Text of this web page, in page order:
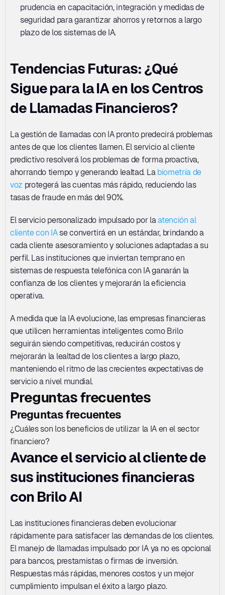
prudencia en capacitación, integración y medidas de
seguridad para garantizar ahorros y retornos a largo
plazo de los sistemas de IA.
Tendencias Futuras: ¿Qué
Sigue para la IA en los Centros
de Llamadas Financieros?
La gestión de llamadas con IA pronto predecirá problemas
antes de que los clientes llamen. El servicio al cliente
predictivo resolverá los problemas de forma proactiva,
ahorrando tiempo y generando lealtad. La biometría de
voz protegerá las cuentas más rápido, reduciendo las
tasas de fraude en más del 90%.
El servicio personalizado impulsado por la atención al
cliente con IA se convertirá en un estándar, brindando a
cada cliente asesoramiento y soluciones adaptadas a su
perfil. Las instituciones que inviertan temprano en
sistemas de respuesta telefónica con IA ganarán la
confianza de los clientes y mejorarán la eficiencia
operativa.
A medida que la IA evolucione, las empresas financieras
que utilicen herramientas inteligentes como Brilo
seguirán siendo competitivas, reducirán costos y
mejorarán la lealtad de los clientes a largo plazo,
manteniendo el ritmo de las crecientes expectativas de
servicio a nivel mundial.
Preguntas frecuentes
Preguntas frecuentes
¿Cuáles son los beneficios de utilizar la IA en el sector
financiero?
Avance el servicio al cliente de
sus instituciones financieras
con Brilo AI
Las instituciones financieras deben evolucionar
rápidamente para satisfacer las demandas de los clientes.
El manejo de llamadas impulsado por IA ya no es opcional
para bancos, prestamistas o firmas de inversión.
Respuestas más rápidas, menores costos y un mejor
cumplimiento impulsan el éxito a largo plazo.